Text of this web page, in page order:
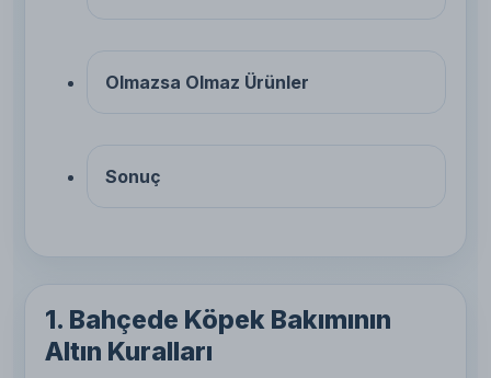
Olmazsa Olmaz Ürünler
Sonuç
1. Bahçede Köpek Bakımının
Altın Kuralları